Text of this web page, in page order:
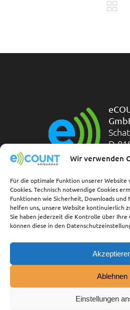
Wir verwenden
Für die optimale Funktion unserer
Cookies. Technisch notwendige Cookies
Funktionen wie Sicherheit, Downloads und
helfen uns, unsere Website kontinuierlich
Sie haben jederzeit die Kontrolle über Ihre
können diese in den
Ablehnen
Einstellungen
D-
Telefax: +49-(0)89-
Links:
Kontakt
Impressum
Cookie-Richtlinie (EU)
Datenschutzerklärung